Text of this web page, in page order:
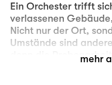
Ein Orchester trifft
verlassenen
Nicht nur der Ort,
Umstände sind
denn die
Fernsehteam für eine
mehr